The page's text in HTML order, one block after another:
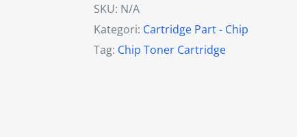
SKU: N/A
Kategori: Cartridge Part - Chip
Tag: Chip Toner Cartridge